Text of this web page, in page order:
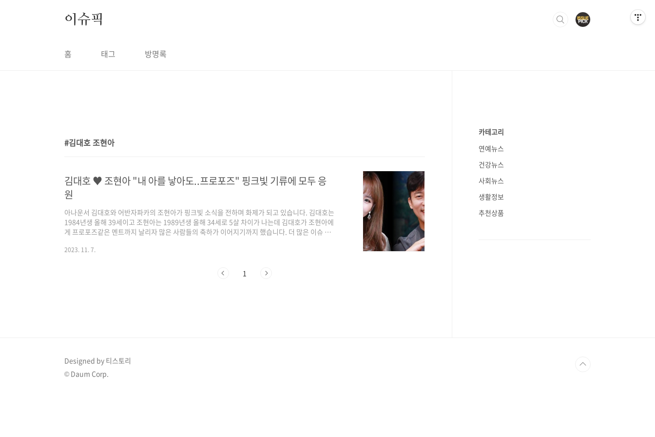
이슈픽
홈 태그 방명록
김대호 조현아
김대호 ♥ 조현아 "내 아를 낳아도..프로포즈" 핑크빛 기류에 모두 응
원
아나운서 김대호와 어반자파카의 조현아가 핑크빛 소식을 전하며 화제가 되고 있습니다. 김대호는
1984년생 올해 39세이고 조현아는 1989년생 올해 34세로 5살 차이가 나는데 김대호가 조현아에
게 프로포즈같은 멘트까지 날리자 많은 사람들의 축하가 이어지기까지 했습니다. 더 많은 이슈 확
연 중인데 이 두 사람이 핑크빛 기류를 형성하며 모두가 응원하였다는 소식입니다. MBC에브리원
바의 골동품 시장을 들르는 장면이 전파를 탔습니다. 해당 방송에서 김대호는 해시계를 마음에 들
2023. 11. 7.
1
카테고리
연예뉴스
건강뉴스
사회뉴스
생활정보
추천상품
Designed by 티스토리
© Daum Corp.